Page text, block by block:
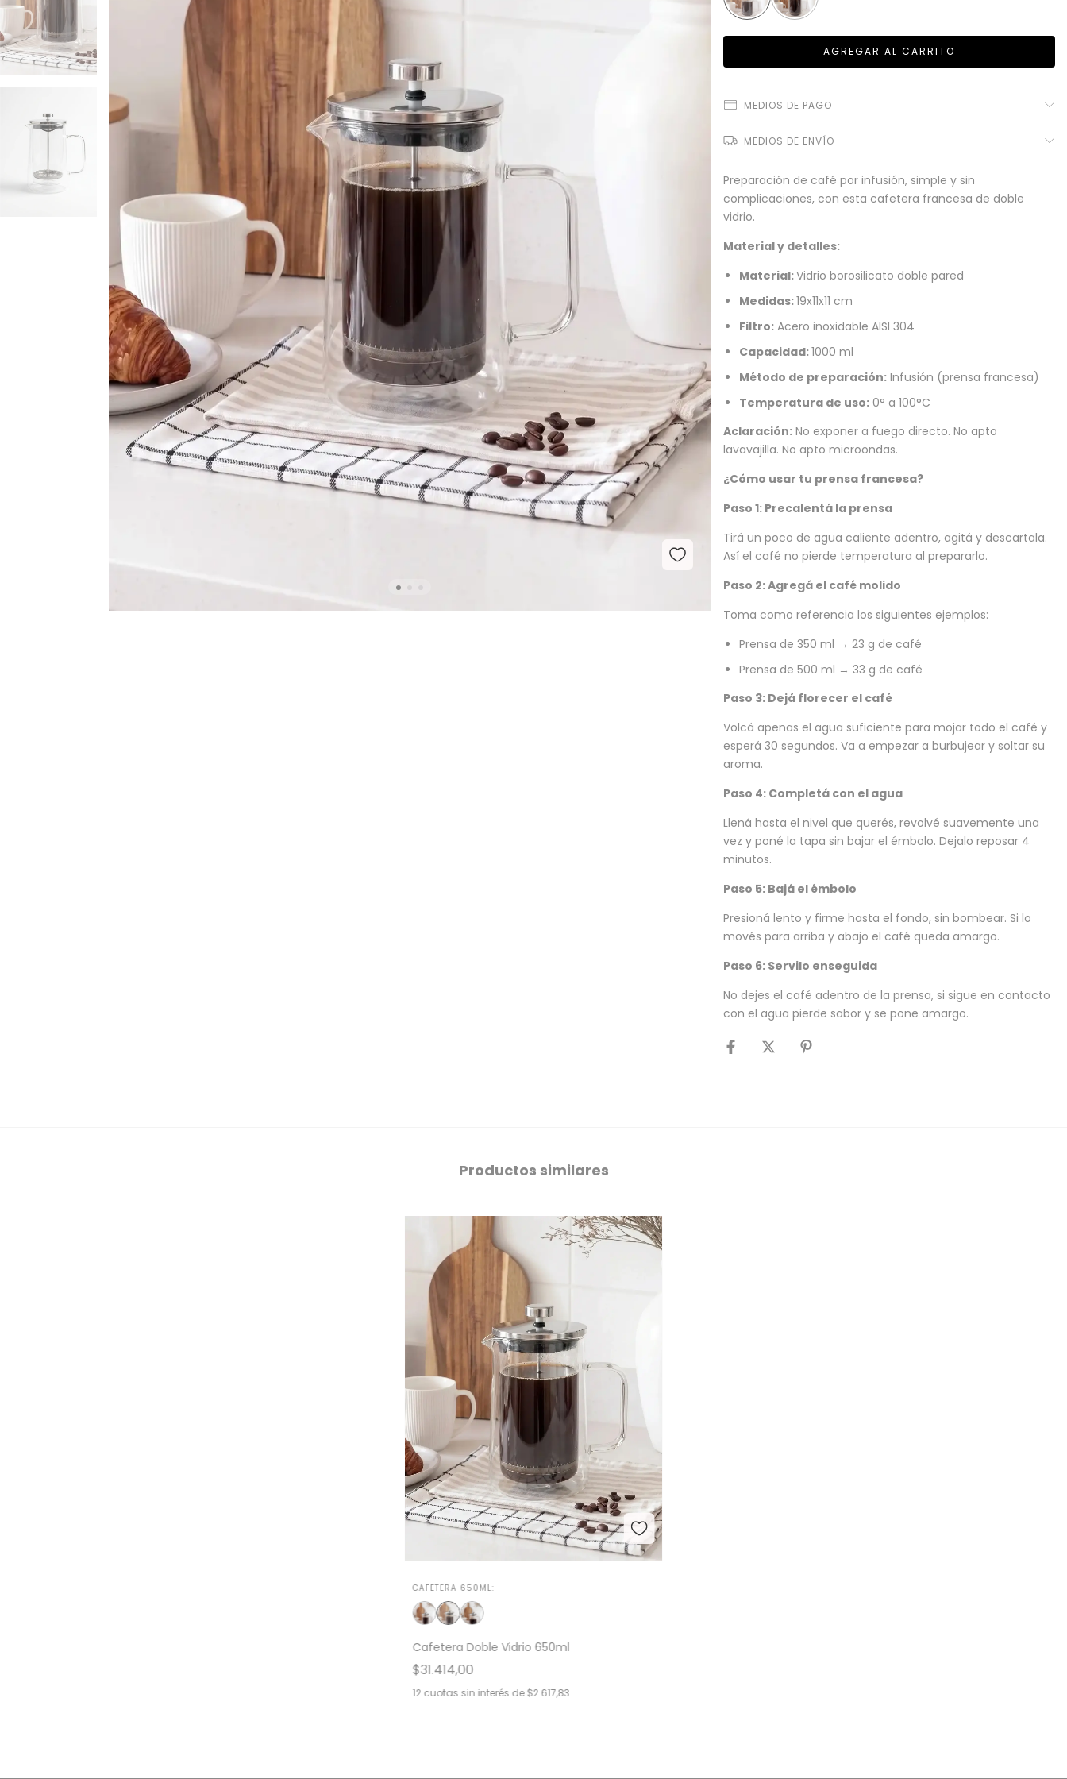
MEDIOS DE PAGO
MEDIOS DE ENVÍO
Preparación de café por infusión, simple y sin
complicaciones, con esta cafetera francesa de doble
vidrio.
Material y detalles:
Material:Vidrio borosilicato doble pared
Medidas:19x11x11 cm
Filtro: Acero inoxidable AISI 304
Capacidad:1000 ml
Método de preparación: Infusión (prensa francesa)
Temperatura de uso: 0° a 100°C
Aclaración: No exponer a fuego directo. No apto
lavavajilla. No apto microondas.
¿Cómo usar tu prensa francesa?
Paso 1: Precalentá la prensa
Tirá un poco de agua caliente adentro, agitá y descartala.
Así el café no pierde temperatura al prepararlo.
Paso 2: Agregá el café molido
Toma como referencia los siguientes ejemplos:
Prensa de 350 ml → 23 g de café
Prensa de 500 ml → 33 g de café
Paso 3: Dejá florecer el café
Volcá apenas el agua suficiente para mojar todo el café y
esperá 30 segundos. Va a empezar a burbujear y soltar su
aroma.
Paso 4: Completá con el agua
Llená hasta el nivel que querés, revolvé suavemente una
vez y poné la tapa sin bajar el émbolo. Dejalo reposar 4
minutos.
Paso 5: Bajá el émbolo
Presioná lento y firme hasta el fondo, sin bombear. Si lo
movés para arriba y abajo el café queda amargo.
Paso 6: Servilo enseguida
No dejes el café adentro de la prensa, si sigue en contacto
con el agua pierde sabor y se pone amargo.
Productos similares
CAFETERA 650ML:
Cafetera Doble Vidrio 650ml
$31.414,00
12 cuotas sin interés de$2.617,83